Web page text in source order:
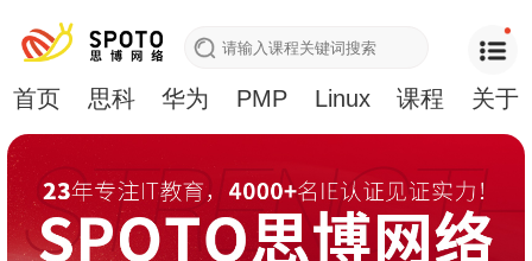
首页 思科 华为 PMP Linux 课程 关于